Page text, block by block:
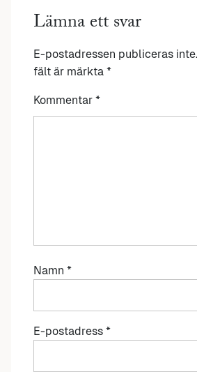
Lämna ett svar
E-postadressen publiceras inte.
fält är märkta *
Kommentar *
Namn *
E-postadress *